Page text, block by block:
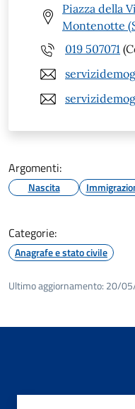
Piazza della
Montenotte
019 507071
Argomenti:
Nascita
Categorie:
Anagrafe e stato civile
Ultimo aggiornamento: 20/